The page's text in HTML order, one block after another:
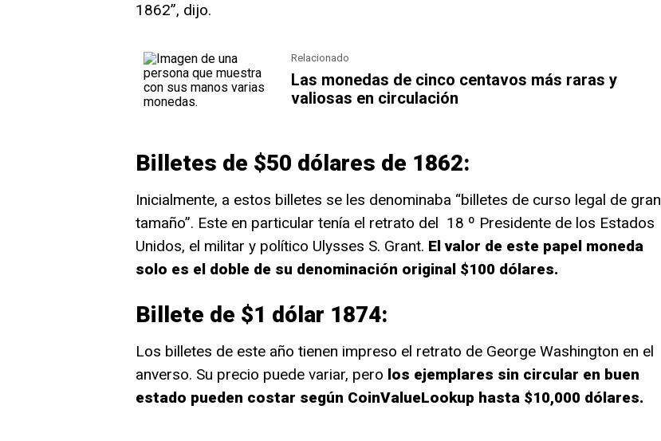
1862”, dijo.
Relacionado
Las monedas de cinco centavos más raras y
valiosas en circulación
Billetes de $50 dólares de 1862:
Inicialmente, a estos billetes se les denominaba “billetes de curso legal de gran
tamaño”. Este en particular tenía el retrato del 18 º Presidente de los Estados
Unidos, el militar y político Ulysses S. Grant. El valor de este papel moneda
solo es el doble de su denominación original $100 dólares.
Billete de $1 dólar 1874:
Los billetes de este año tienen impreso el retrato de George Washington en el
anverso. Su precio puede variar, pero los ejemplares sin circular en buen
estado pueden costar según CoinValueLookup hasta $10,000 dólares.